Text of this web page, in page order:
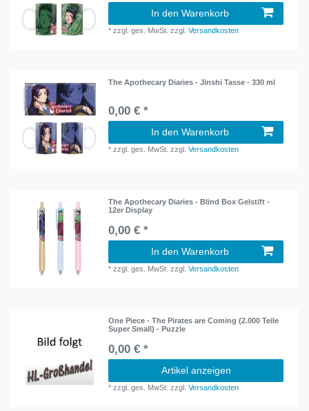
In den Warenkorb
*zzgl. ges. MwSt. zzgl.Versandkosten
The Apothecary Diaries - Jinshi Tasse - 330 ml
0,00 € *
In den Warenkorb
*zzgl. ges. MwSt. zzgl.Versandkosten
The Apothecary Diaries - Blind Box Gelstift -
12er Display
0,00 € *
In den Warenkorb
*zzgl. ges. MwSt. zzgl.Versandkosten
One Piece - The Pirates are Coming (2.000 Teile
Super Small) - Puzzle
0,00 € *
Artikel anzeigen
*zzgl. ges. MwSt. zzgl.Versandkosten